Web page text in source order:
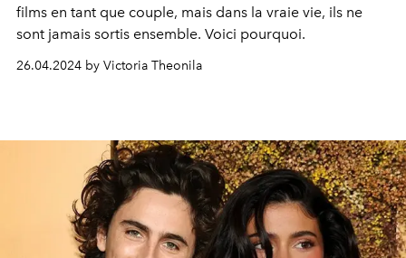
films en tant que couple, mais dans la vraie vie, ils ne
sont jamais sortis ensemble. Voici pourquoi.
26.04.2024 by Victoria Theonila